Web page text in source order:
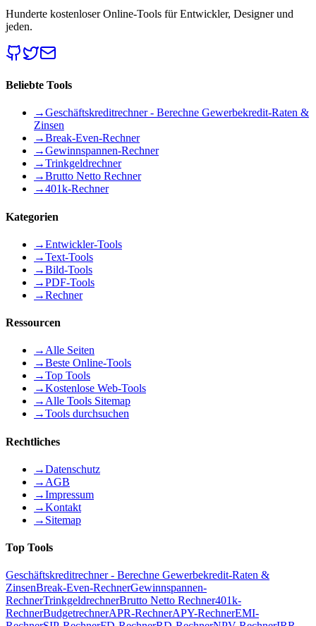
Hunderte kostenloser Online-Tools für Entwickler, Designer und
jeden.
Beliebte Tools
→Geschäftskreditrechner - Berechne Gewerbekredit-Raten &
Zinsen
→Break-Even-Rechner
→Gewinnspannen-Rechner
→Trinkgeldrechner
→Brutto Netto Rechner
→401k-Rechner
Kategorien
→Entwickler-Tools
→Text-Tools
→Bild-Tools
→PDF-Tools
→Rechner
Ressourcen
→ Alle Seiten
→Beste Online-Tools
→Top Tools
→Kostenlose Web-Tools
→ Alle Tools Sitemap
→Tools durchsuchen
Rechtliches
→Datenschutz
→ AGB
→Impressum
→Kontakt
→ Sitemap
Top Tools
Geschäftskreditrechner - Berechne Gewerbekredit-Raten &
ZinsenBreak-Even-RechnerGewinnspannen-
RechnerTrinkgeldrechnerBrutto Netto Rechner401k-
RechnerBudgetrechnerAPR-RechnerAPY-RechnerEMI-